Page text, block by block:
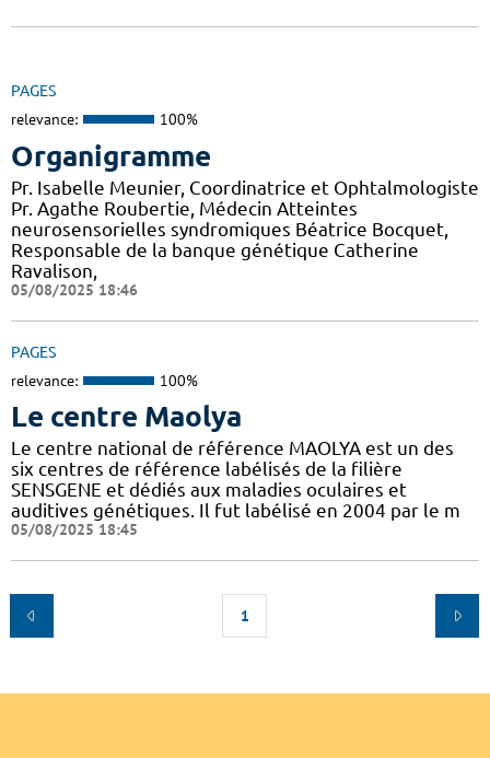
PAGES
relevance: 100%
Organigramme
Pr. Isabelle Meunier, Coordinatrice et Ophtalmologiste
Pr. Agathe Roubertie, Médecin Atteintes
neurosensorielles syndromiques Béatrice Bocquet,
Responsable de la banque génétique Catherine
Ravalison,
05/08/2025 18:46
PAGES
relevance: 100%
Le centre Maolya
Le centre national de référence MAOLYA est un des
six centres de référence labélisés de la filière
SENSGENE et dédiés aux maladies oculaires et
auditives génétiques. Il fut labélisé en 2004 par le m
05/08/2025 18:45
1